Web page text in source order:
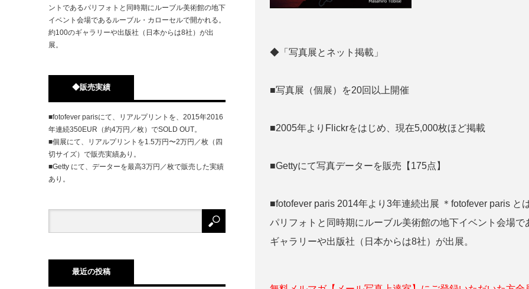
◆「写真展とネット掲載」
■写真展（個展）を20回以上開催
■2005年よりFlickrをはじめ、現在5,000枚ほど掲載
■Gettyにて写真データーを販売【175点】
■fotofever paris 2014年より3年連続出展 ＊fotofever paris
パリフォトと同時期にルーブル美術館の地下イベント会場
ギャラリーや出版社（日本からは8社）が出展。
ントであるパリフォトと同時期にルーブル美術館の地下
イベント会場であるルーブル・カローセルで開かれる。
約100のギャラリーや出版社（日本からは8社）が出
展。
◆販売実績
■fotofever parisにて、リアルプリントを、2015年2016
年連続350EUR（約4万円／枚）でSOLD OUT。
■個展にて、リアルプリントを1.5万円〜2万円／枚（四
切サイズ）で販売実績あり。
■Getty にて、データーを最高3万円／枚で販売した実績
あり。
最近の投稿